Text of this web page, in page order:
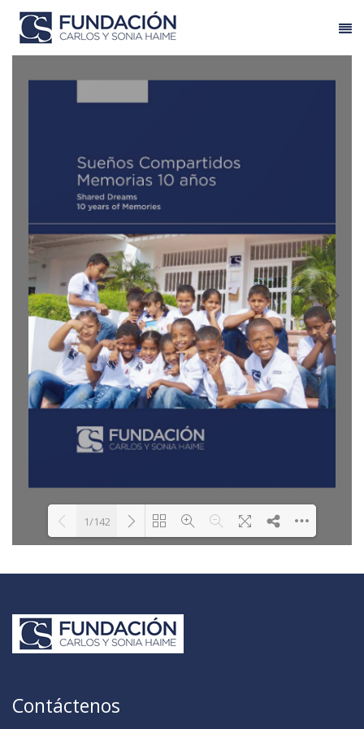
Loading PDF 14% ...
1/142
Contáctenos